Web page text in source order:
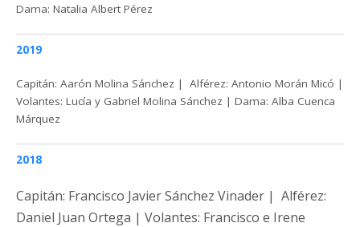
Dama: Natalia Albert Pérez
2019
Capitán: Aarón Molina Sánchez | Alférez: Antonio Morán Micó |
Volantes: Lucía y Gabriel Molina Sánchez | Dama: Alba Cuenca
Márquez
2018
Capitán: Francisco Javier Sánchez Vinader | Alférez:
Daniel Juan Ortega | Volantes: Francisco e Irene